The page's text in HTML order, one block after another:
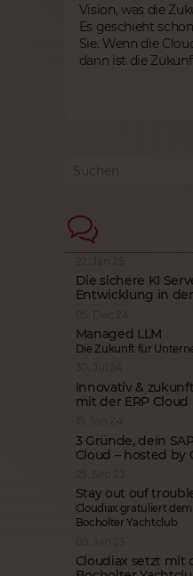
Die sichere KI
Entwicklung in
Managed LLM
Die Zukunft für
Innovativ &
mit der ERP Cloud
3 Gründe, dein
Cloud – hosted by
Stay out ouf
Cloudiax gratuliert
Bocholter Yachtclub
Cloudiax setzt mit
Vision, was die
Es geschieht
Sie. Wenn die
dann ist die